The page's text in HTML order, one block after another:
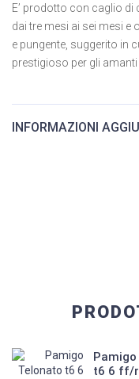
E’ prodotto con caglio di
dai tre mesi ai sei mesi e
e pungente, suggerito in
prestigioso per gli
INFORMAZIONI
t6 6 ff/